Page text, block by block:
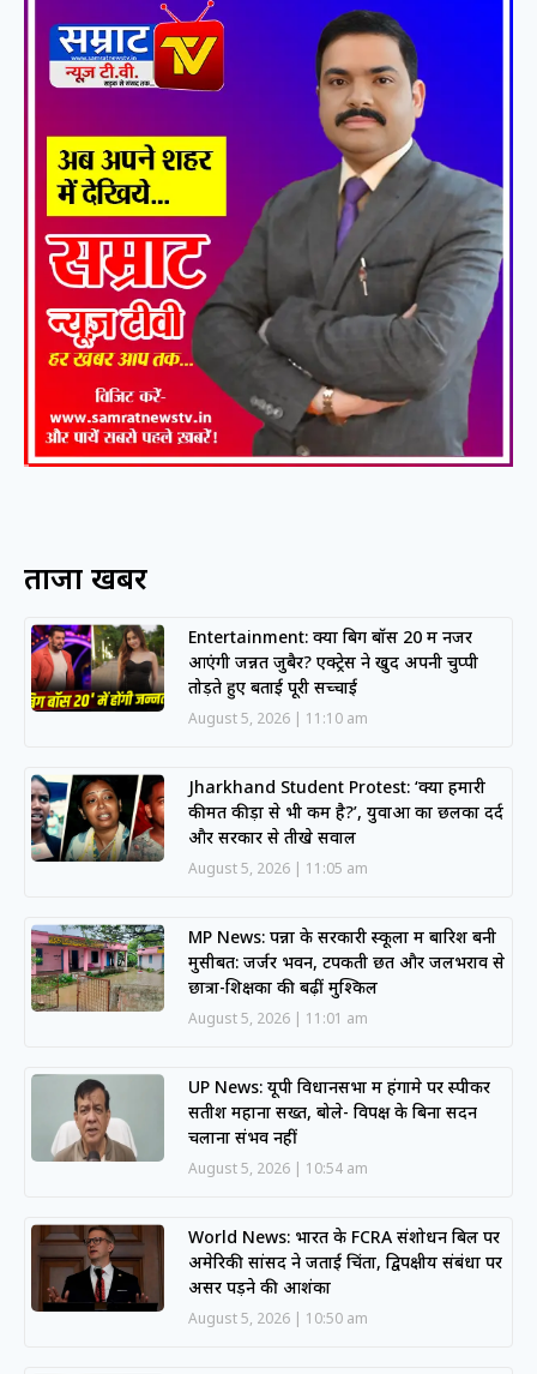
ताजा खबरें
Entertainment: क्या बिग बॉस 20 में नजर
आएंगी जन्नत जुबैर? एक्ट्रेस ने खुद अपनी चुप्पी
तोड़ते हुए बताई पूरी सच्चाई
August 5, 2026 11:10 am
Jharkhand Student Protest: ‘क्या हमारी
कीमत कीड़ों से भी कम है?’, युवाओं का छलका दर्द
और सरकार से तीखे सवाल
August 5, 2026 11:05 am
MP News: पन्ना के सरकारी स्कूलों में बारिश बनी
मुसीबत: जर्जर भवन, टपकती छतें और जलभराव से
छात्रों-शिक्षकों की बढ़ीं मुश्किलें
August 5, 2026 11:01 am
UP News: यूपी विधानसभा में हंगामे पर स्पीकर
सतीश महाना सख्त, बोले- विपक्ष के बिना सदन
चलाना संभव नहीं
August 5, 2026 10:54 am
World News: भारत के FCRA संशोधन बिल पर
अमेरिकी सांसद ने जताई चिंता, द्विपक्षीय संबंधों पर
असर पड़ने की आशंका
August 5, 2026 10:50 am